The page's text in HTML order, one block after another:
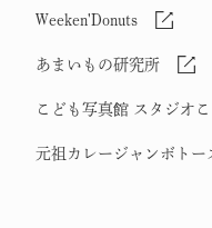
Weeken'Donuts
あまいもの研究所
こども写真館 スタジオ
元祖カレージャンボトー